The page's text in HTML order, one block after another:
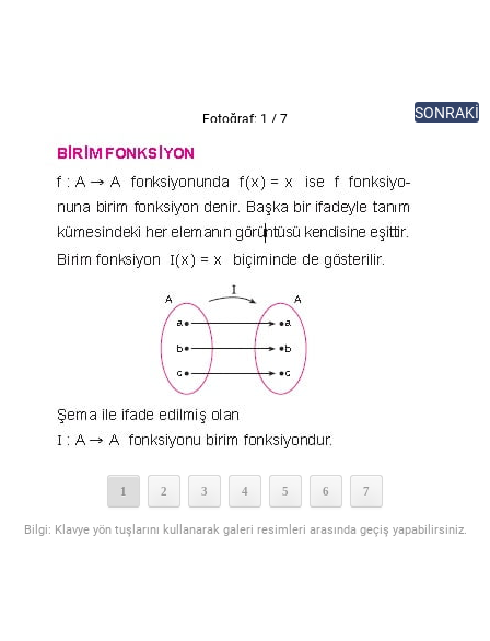
Fotoğraf: 1 / 7 SONRAKİ
1 2 3 4 5 6 7
Bilgi: Klavye yön tuşlarını kullanarak galeri resimleri arasında geçiş yapabilirsiniz.